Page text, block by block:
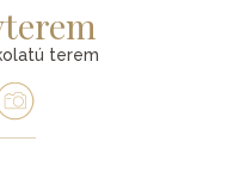
terem